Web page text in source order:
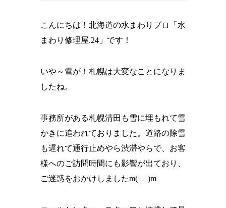
こんにちは！北海道の水まわりプロ「水
まわり修理屋.24」です！
いや～ 雪が！札幌は大変なことになりま
したね。
事務所がある札幌清田も雪に埋もれて雪
かきに追われておりました。道路の除雪
も遅れて通行止めやら渋滞やらで、お客
様へのご訪問時間にも影響が出ており、
ご迷惑をおかけしましたm(_ _)m